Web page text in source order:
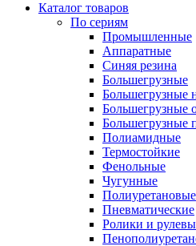
Каталог товаров
По сериям
Промышленные
Аппаратные
Синяя резина
Большегрузные
Большегрузные
Большегрузные
Большегрузные
Полиамидные
Термостойкие
Фенольные
Чугунные
Полиуретановые
Пневматические
Ролики и